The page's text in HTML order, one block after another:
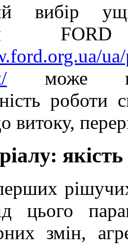
вибір
може
витоку,
цього
змін,